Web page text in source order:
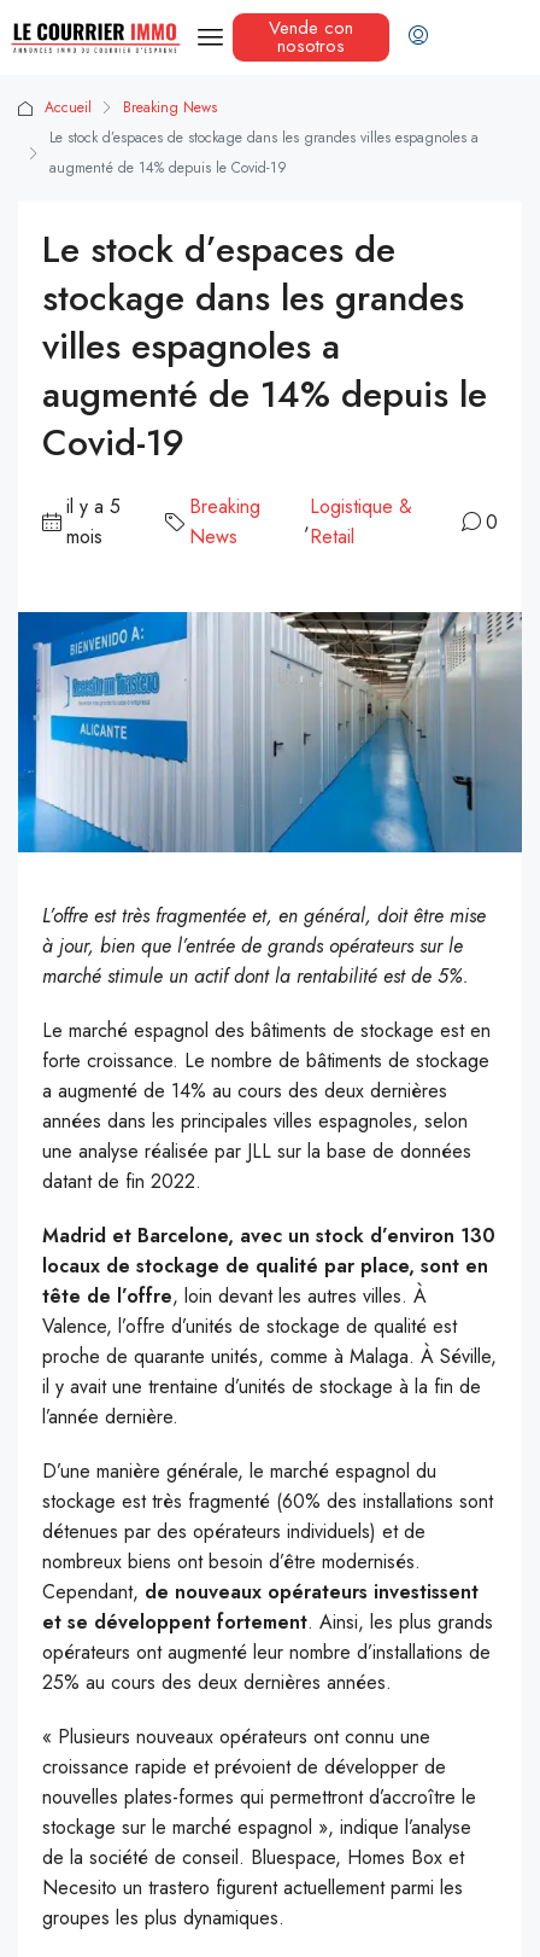
Vende con
nosotros
Accueil
Breaking News
Le stock d’espaces de stockage dans les grandes villes espagnoles a
augmenté de 14% depuis le Covid-19
Le stock d’espaces de
stockage dans les grandes
villes espagnoles a
augmenté de 14% depuis le
Covid-19
il y a 5
mois
Breaking
News
,
Logistique &
Retail
0
L’offre est très fragmentée et, en général, doit être mise
à jour, bien que l’entrée de grands opérateurs sur le
marché stimule un actif dont la rentabilité est de 5%.
Le marché espagnol des bâtiments de stockage est en
forte croissance. Le nombre de bâtiments de stockage
a augmenté de 14% au cours des deux dernières
années dans les principales villes espagnoles, selon
une analyse réalisée par JLL sur la base de données
datant de fin 2022.
Madrid et Barcelone, avec un stock d’environ 130
locaux de stockage de qualité par place, sont en
tête de l’offre, loin devant les autres villes. À
Valence, l’offre d’unités de stockage de qualité est
proche de quarante unités, comme à Malaga. À Séville,
il y avait une trentaine d’unités de stockage à la fin de
l’année dernière.
D’une manière générale, le marché espagnol du
stockage est très fragmenté (60% des installations sont
détenues par des opérateurs individuels) et de
nombreux biens ont besoin d’être modernisés.
Cependant, de nouveaux opérateurs investissent
et se développent fortement. Ainsi, les plus grands
opérateurs ont augmenté leur nombre d’installations de
25% au cours des deux dernières années.
« Plusieurs nouveaux opérateurs ont connu une
croissance rapide et prévoient de développer de
nouvelles plates-formes qui permettront d’accroître le
stockage sur le marché espagnol », indique l’analyse
de la société de conseil. Bluespace, Homes Box et
Necesito un trastero figurent actuellement parmi les
groupes les plus dynamiques.